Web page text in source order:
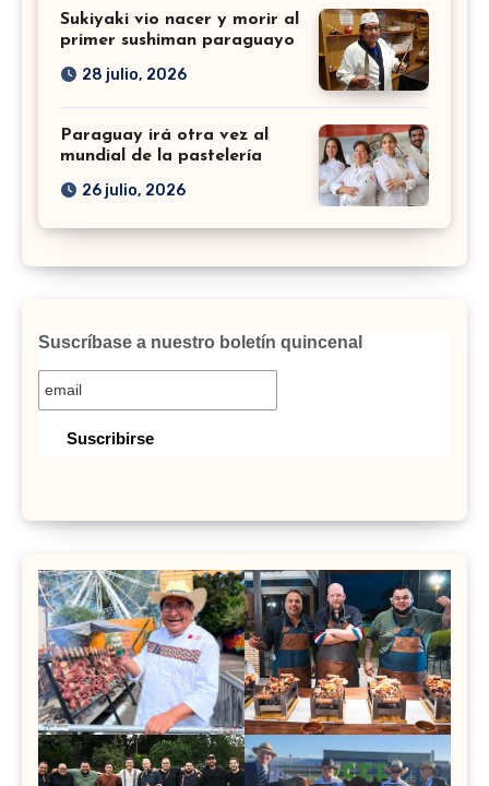
Sukiyaki vio nacer y morir al
primer sushiman paraguayo
28 julio, 2026
Paraguay irá otra vez al
mundial de la pastelería
26 julio, 2026
Suscríbase a nuestro boletín quincenal